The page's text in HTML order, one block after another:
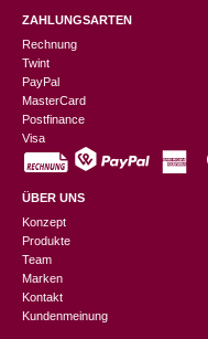
ZAHLUNGSARTEN
Rechnung
Twint
PayPal
MasterCard
Postfinance
Visa
ÜBER UNS
Konzept
Produkte
Team
Marken
Kontakt
Kundenmeinung